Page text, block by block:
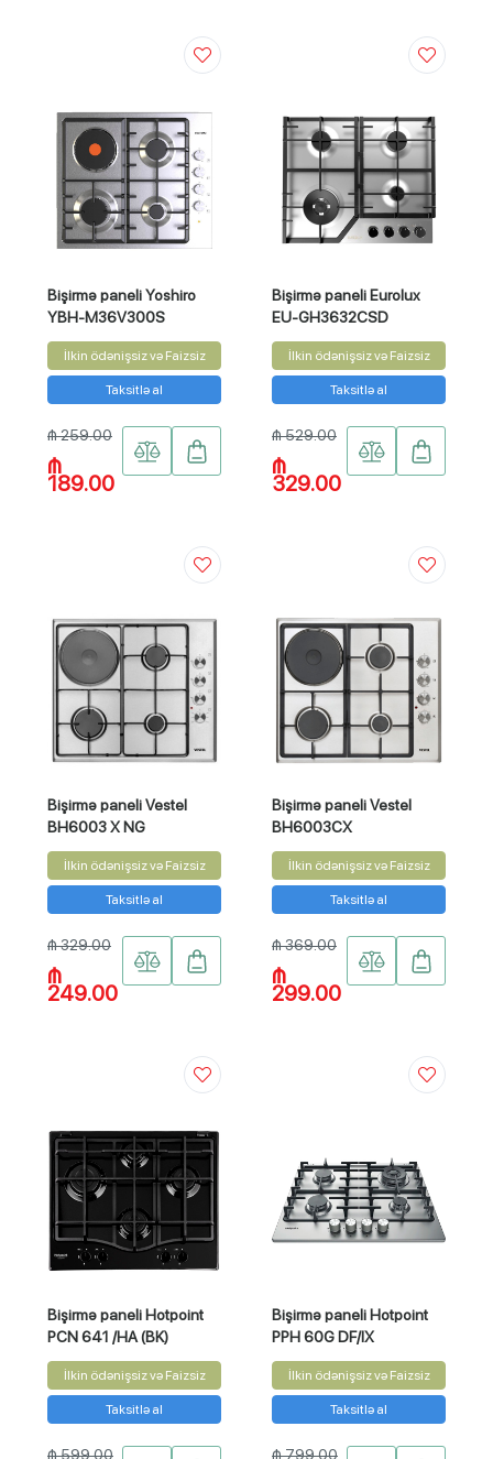
Bişirmə paneli Yoshiro
YBH-M36V300S
İlkin ödənişsiz və Faizsiz
Taksitlə al
₼ 259.00
₼
189.00
Bişirmə paneli Eurolux
EU-GH3632CSD
İlkin ödənişsiz və Faizsiz
Taksitlə al
₼ 529.00
₼
329.00
Bişirmə paneli Vestel
BH6003 X NG
İlkin ödənişsiz və Faizsiz
Taksitlə al
₼ 329.00
₼
249.00
Bişirmə paneli Vestel
BH6003CX
İlkin ödənişsiz və Faizsiz
Taksitlə al
₼ 369.00
₼
299.00
Bişirmə paneli Hotpoint
PCN 641 /HA (BK)
İlkin ödənişsiz və Faizsiz
Taksitlə al
₼ 599.00
Bişirmə paneli Hotpoint
PPH 60G DF/IX
İlkin ödənişsiz və Faizsiz
Taksitlə al
₼ 799.00